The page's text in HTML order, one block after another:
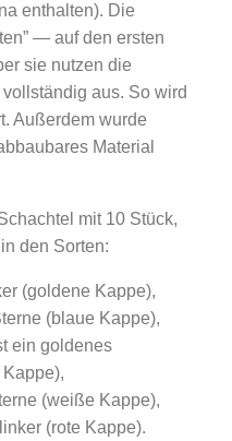
enthalten). Die
— auf den ersten
sie nutzen die
aus. So wird
Außerdem wurde
Material
mit 10 Stück,
den Sorten:
(goldene Kappe),
(blaue Kappe),
ein goldenes
(weiße Kappe),
(rote Kappe).